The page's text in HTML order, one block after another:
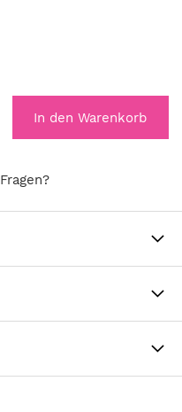
In den Warenkorb
Fragen?